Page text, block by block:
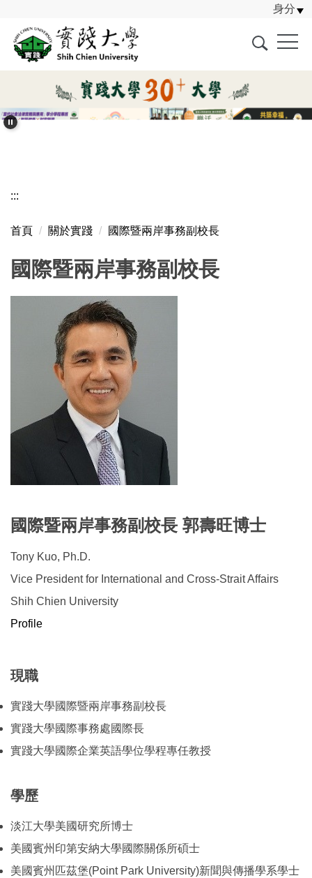
主
區
身分
:::
首頁 關於實踐 國際暨兩岸事務副校長
國際暨兩岸事務副校長
國際暨兩岸事務副校長 郭壽旺博士
Tony Kuo, Ph.D.
Vice President for International and Cross-Strait Affairs
Shih Chien University
Profile
現職
實踐大學國際暨兩岸事務副校長
實踐大學國際事務處國際長
實踐大學國際企業英語學位學程專任教授
學歷
淡江大學美國研究所博士
美國賓州印第安納大學國際關係所碩士
美國賓州匹茲堡(Point Park University)新聞與傳播學系學士